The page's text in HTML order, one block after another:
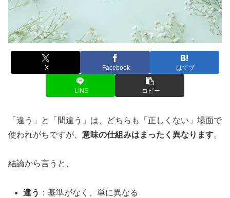
X Facebook はてブ
LINE コピー
「違う」と「間違う」は、どちらも「正しくない」場面で
使われがちですが、 意味の仕組みはまったく異なります。
結論から言うと、
違う ：基準がなく、単に異なる